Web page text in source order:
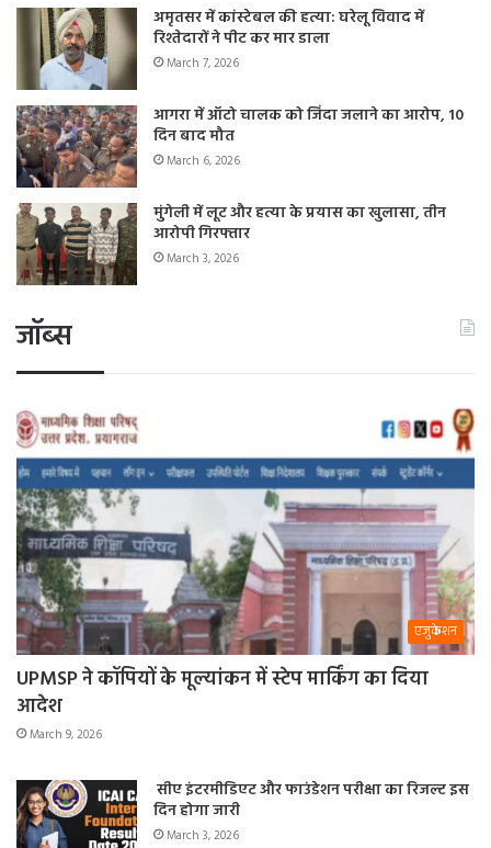
अमृतसर में कांस्टेबल की हत्या: घरेलू विवाद में
रिश्तेदारों ने पीट कर मार डाला
March 7, 2026
आगरा में ऑटो चालक को जिंदा जलाने का आरोप, 10
दिन बाद मौत
March 6, 2026
मुंगेली में लूट और हत्या के प्रयास का खुलासा, तीन
आरोपी गिरफ्तार
March 3, 2026
जॉब्स
एजुकेशन
UPMSP ने कॉपियों के मूल्यांकन में स्टेप मार्किंग का दिया
आदेश
March 9, 2026
सीए इंटरमीडिएट और फाउंडेशन परीक्षा का रिजल्ट इस
दिन होगा जारी
March 3, 2026